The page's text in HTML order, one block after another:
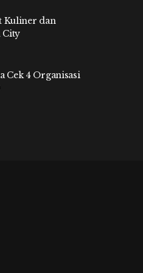
Kuliner dan
City
Cek 4 Organisasi